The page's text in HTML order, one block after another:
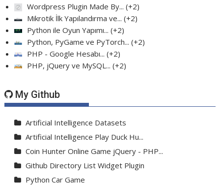
Wordpress Plugin Made By... +2
Mikrotik İlk Yapılandırma ve... +2
Python ile Oyun Yapımı... +2
Python, PyGame ve PyTorch... +2
PHP - Google Hesabı... +2
PHP, jQuery ve MySQL... +2
My Github
Artificial Intelligence Datasets
Artificial Intelligence Play Duck Hu...
Coin Hunter Online Game jQuery - PHP...
Github Directory List Widget Plugin
Python Car Game